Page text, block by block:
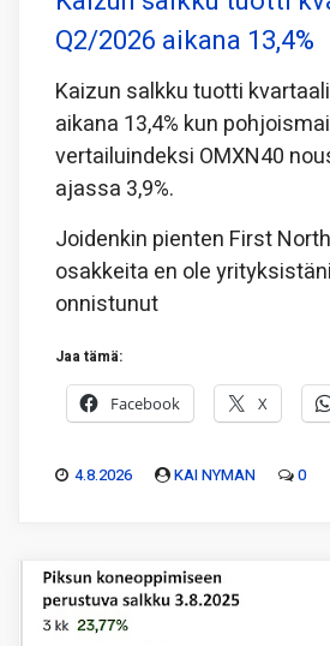
Q2/2026 aikana 13,4%
Kaizun salkku tuotti
aikana 13,4% kun
vertailuindeksi OMXN40
ajassa 3,9%.
Joidenkin pienten First
osakkeita en ole
onnistunut
Jaa tämä:
Facebook X
4.8.2026 KAI NYMAN 0